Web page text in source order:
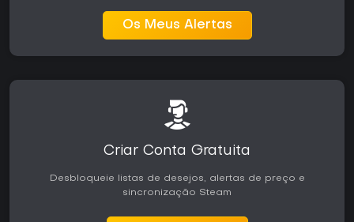
Os Meus Alertas
Criar Conta Gratuita
Desbloqueie listas de desejos, alertas de preço e
sincronização Steam